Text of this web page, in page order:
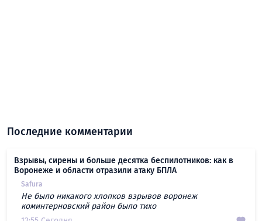
Последние комментарии
Взрывы, сирены и больше десятка беспилотников: как в
Воронеже и области отразили атаку БПЛА
Safura
Не было никакого хлопков взрывов воронеж
коминтерновский район было тихо